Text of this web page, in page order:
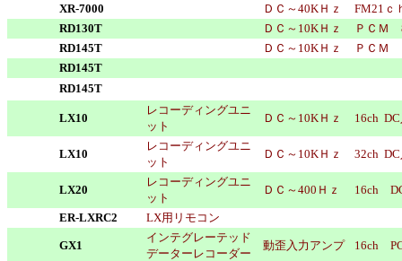
XR-7000
ＤＣ～40KＨｚ
FM21ｃ
RD130T
ＤＣ～10KＨｚ
ＰＣＭ
RD145T
ＤＣ～10KＨｚ
ＰＣＭ
RD145T
RD145T
LX10
レコーディングユニ
ット
ＤＣ～10KＨｚ 16ch
LX10
レコーディングユニ
ット
ＤＣ～10KＨｚ 32ch
LX20
レコーディングユニ
ット
ＤＣ～400Ｈｚ 16ch
ER-LXRC2 LX用リモコン
GX1
インテグレーテッド
データーレコーダー
動歪入力アンプ 16ch